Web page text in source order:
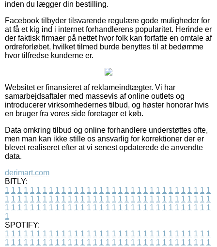
inden du lægger din bestilling.
Facebook tilbyder tilsvarende regulære gode muligheder for
at få et kig ind i internet forhandlerens popularitet. Herinde er
der faktisk firmaer på nettet hvor folk kan forfatte en omtale af
ordreforløbet, hvilket tilmed burde benyttes til at bedømme
hvor tilfredse kunderne er.
Websitet er finansieret af reklameindtægter. Vi har
samarbejdsaftaler med massevis af online outlets og
introducerer virksomhedernes tilbud, og høster honorar hvis
en bruger fra vores side foretager et køb.
Data omkring tilbud og online forhandlere understøttes ofte,
men man kan ikke stille os ansvarlig for korrektioner der er
blevet realiseret efter at vi senest opdaterede de anvendte
data.
derimart.com
BITLY:
1 1 1 1 1 1 1 1 1 1 1 1 1 1 1 1 1 1 1 1 1 1 1 1 1 1 1 1 1 1 1 1 1
1 1 1 1 1 1 1 1 1 1 1 1 1 1 1 1 1 1 1 1 1 1 1 1 1 1 1 1 1 1 1 1 1
1 1 1 1 1 1 1 1 1 1 1 1 1 1 1 1 1 1 1 1 1 1 1 1 1 1 1 1 1 1 1 1 1
1
SPOTIFY:
1 1 1 1 1 1 1 1 1 1 1 1 1 1 1 1 1 1 1 1 1 1 1 1 1 1 1 1 1 1 1 1 1
1 1 1 1 1 1 1 1 1 1 1 1 1 1 1 1 1 1 1 1 1 1 1 1 1 1 1 1 1 1 1 1 1